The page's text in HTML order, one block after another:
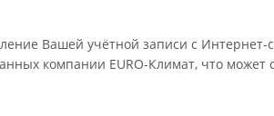
Вашей учётной записи с Интернет-
компании EURO-Климат, что может